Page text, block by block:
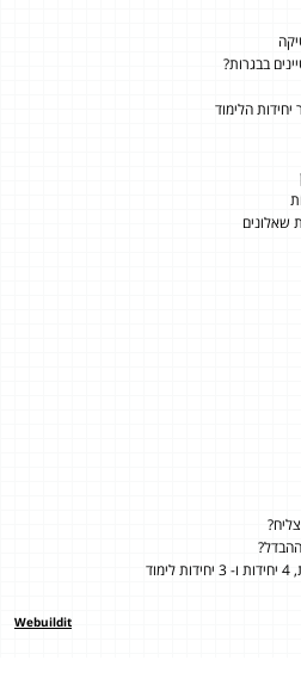
בבגרות?
הלימוד
שאלונים
Webuildit